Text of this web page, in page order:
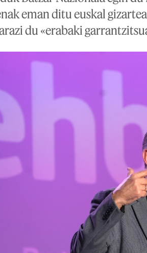
eman ditu euskal
du «erabaki